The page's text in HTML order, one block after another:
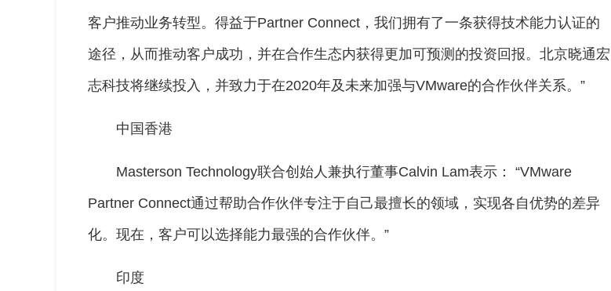
客户推动业务转型。得益于Partner Connect，我们拥有了一条获得技术能力认证的
途径，从而推动客户成功，并在合作生态内获得更加可预测的投资回报。北京晓通宏
志科技将继续投入，并致力于在2020年及未来加强与VMware的合作伙伴关系。”
中国香港
Masterson Technology联合创始人兼执行董事Calvin Lam表示： “VMware
Partner Connect通过帮助合作伙伴专注于自己最擅长的领域，实现各自优势的差异
化。现在，客户可以选择能力最强的合作伙伴。”
印度